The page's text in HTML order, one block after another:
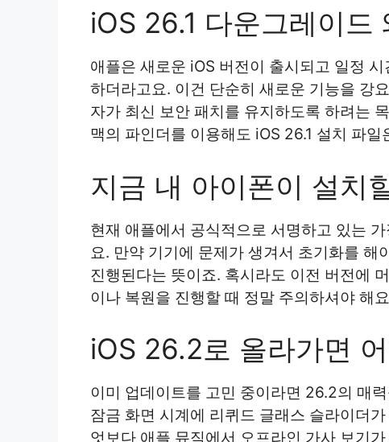
iOS 26.1 다운그레이드
애플은 새로운 iOS 버전이 출시되고 일정
하더라고요. 이건 단순히 새로운 기능을 강
자가 최신 보안 패치를 유지하도록 하려는
맥의 파인더를 이용해도 iOS 26.1 설치 파
지금 내 아이폰이 설치
현재 애플에서 공식적으로 서명하고 있는
요. 만약 기기에 문제가 생겨서 초기화를
진행된다는 뜻이죠. 혹시라도 이전 버전에
이나 복원을 진행할 때 정말 주의하셔야 해
iOS 26.2로 올라가면
이미 업데이트를 고민 중이라면 26.2의 매
잠금 화면 시계에 리퀴드 글래스 슬라이더
엇보다 애플 뮤직에서 오프라인 가사 보기